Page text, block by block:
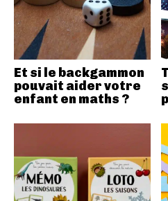
Et si le backgammon
pouvait aider votre
enfant en maths ?